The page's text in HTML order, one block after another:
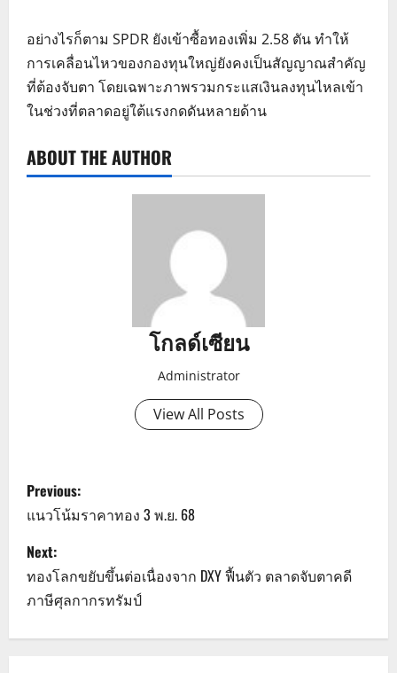
อย่างไรก็ตาม SPDR ยังเข้าซื้อทองเพิ่ม 2.58 ตัน ทำให้
การเคลื่อนไหวของกองทุนใหญ่ยังคงเป็นสัญญาณสำคัญ
ที่ต้องจับตา โดยเฉพาะภาพรวมกระแสเงินลงทุนไหลเข้า
ในช่วงที่ตลาดอยู่ใต้แรงกดดันหลายด้าน
ABOUT THE AUTHOR
โกลด์เซียน
Administrator
View All Posts
P
o
s
t
n
Previous:
แนวโน้มราคาทอง 3 พ.ย. 68
Next:
ทองโลกขยับขึ้นต่อเนื่องจาก DXY ฟื้นตัว ตลาดจับตาคดี
ภาษีศุลกากรทรัมป์